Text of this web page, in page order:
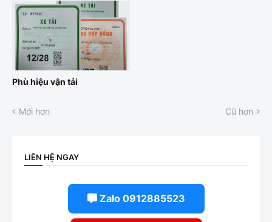
Phù hiệu vận tải
Mới hơn Cũ hơn
LIÊN HỆ NGAY
Zalo 0912885523